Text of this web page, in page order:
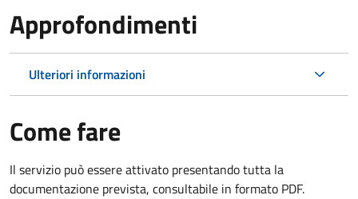
Approfondimenti
Ulteriori informazioni
Come fare
Il servizio può essere attivato presentando tutta la
documentazione prevista, consultabile in formato PDF.